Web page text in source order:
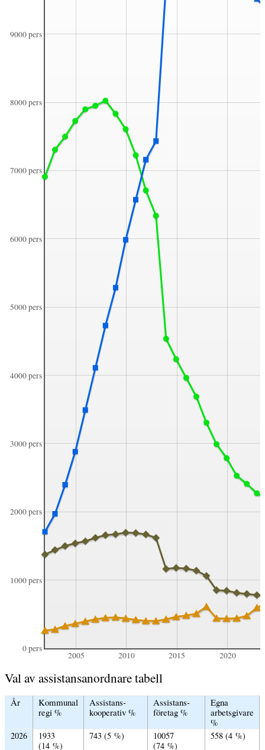
2005 2010 2015 2020
0 pers
1000 pers
2000 pers
3000 pers
4000 pers
5000 pers
6000 pers
7000 pers
8000 pers
9000 pers
Val av assistansanordnare tabell
År
Kommunal
regi %
Assistans­
kooperativ %
Assistans­
företag %
Egna
arbetsgivare
%
2026
1933
(14 %)
743 (5 %)
10057
(74 %)
558 (4 %)